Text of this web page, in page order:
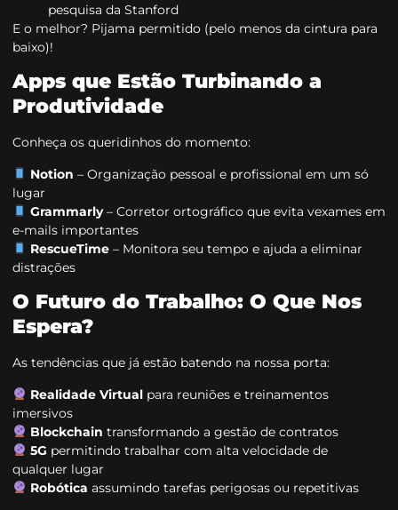
pesquisa da Stanford
E o melhor? Pijama permitido (pelo menos da cintura para
baixo)!
Apps que Estão Turbinando a
Produtividade
Conheça os queridinhos do momento:
Notion – Organização pessoal e profissional em um só
lugar
Grammarly– Corretor ortográfico que evita vexames em
e-mails importantes
RescueTime– Monitora seu tempo e ajuda a eliminar
distrações
O Futuro do Trabalho: O Que Nos
Espera?
As tendências que já estão batendo na nossa porta:
Realidade Virtualpara reuniões e treinamentos
imersivos
Blockchain transformando a gestão de contratos
5G permitindo trabalhar com alta velocidade de
qualquer lugar
Robótica assumindo tarefas perigosas ou repetitivas